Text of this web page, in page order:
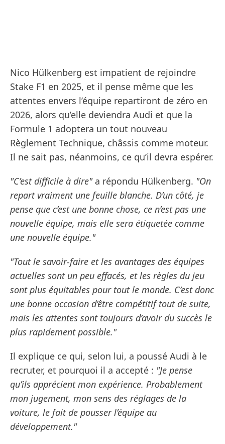
Nico Hülkenberg est impatient de rejoindre
Stake F1 en 2025, et il pense même que les
attentes envers l’équipe repartiront de zéro en
2026, alors qu’elle deviendra Audi et que la
Formule 1 adoptera un tout nouveau
Règlement Technique, châssis comme moteur.
Il ne sait pas, néanmoins, ce qu’il devra espérer.
"C’est difficile à dire" a répondu Hülkenberg. "On
repart vraiment une feuille blanche. D’un côté, je
pense que c’est une bonne chose, ce n’est pas une
nouvelle équipe, mais elle sera étiquetée comme
une nouvelle équipe."
"Tout le savoir-faire et les avantages des équipes
actuelles sont un peu effacés, et les règles du jeu
sont plus équitables pour tout le monde. C’est donc
une bonne occasion d’être compétitif tout de suite,
mais les attentes sont toujours d’avoir du succès le
plus rapidement possible."
Il explique ce qui, selon lui, a poussé Audi à le
recruter, et pourquoi il a accepté : "Je pense
qu’ils apprécient mon expérience. Probablement
mon jugement, mon sens des réglages de la
voiture, le fait de pousser l’équipe au
développement."